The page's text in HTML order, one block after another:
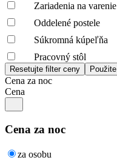
Zariadenia na varenie
Oddelené postele
Súkromná kúpeľňa
Pracovný stôl
Cena za noc
Cena
Cena za noc
za osobu